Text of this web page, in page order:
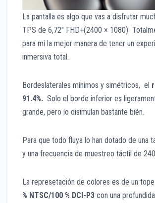
La pantalla es algo que vas a disfrutar
TPS de 6,72″ FHD+(2400 × 1080)
para mi la mejor manera de tener un
inmersiva total.
Bordeslaterales mínimos y simétricos, el
91.4%. Solo el borde inferior es
grande, pero lo disimulan bastante bién.
Para que todo fluya lo han dotado de una
y una frecuencia de muestreo táctil de
La represetación de colores es de un
% NTSC/100 % DCI-P3 con una